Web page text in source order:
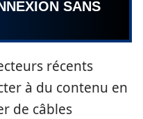
SANS
récents
à du contenu en
de câbles